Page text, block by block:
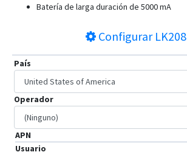
Batería de larga duración de 5000 mA
ConfigurarLK208
País
Operador
APN
Usuario